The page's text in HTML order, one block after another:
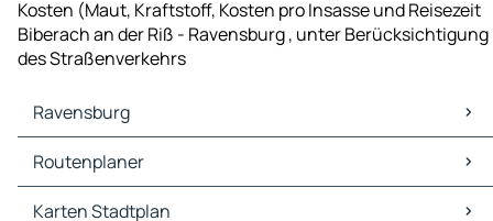
Kosten (Maut, Kraftstoff, Kosten pro Insasse und Reisezeit
Biberach an der Riß - Ravensburg , unter Berücksichtigung
des Straßenverkehrs
Ravensburg
Ravensburg Karten Stadtplan
Ravensburg Verkehr
Ravensburg Hotels
Routenplaner
Routenplaner Ravensburg - Friedrichshafen
Karten Stadtplan